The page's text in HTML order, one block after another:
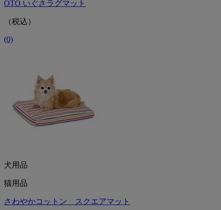
OTO いぐさラグマット
（税込）
(0)
犬用品
猫用品
さわやかコットン スクエアマット